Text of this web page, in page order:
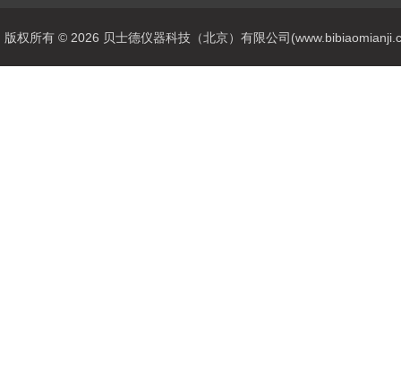
版权所有 © 2026 贝士德仪器科技（北京）有限公司